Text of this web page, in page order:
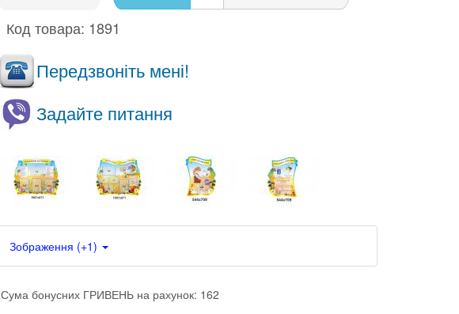
Код товара: 1891
Передзвоніть мені!
Задайте питання
Зображення (+1)
Сума бонусних ГРИВЕНЬ на рахунок: 162